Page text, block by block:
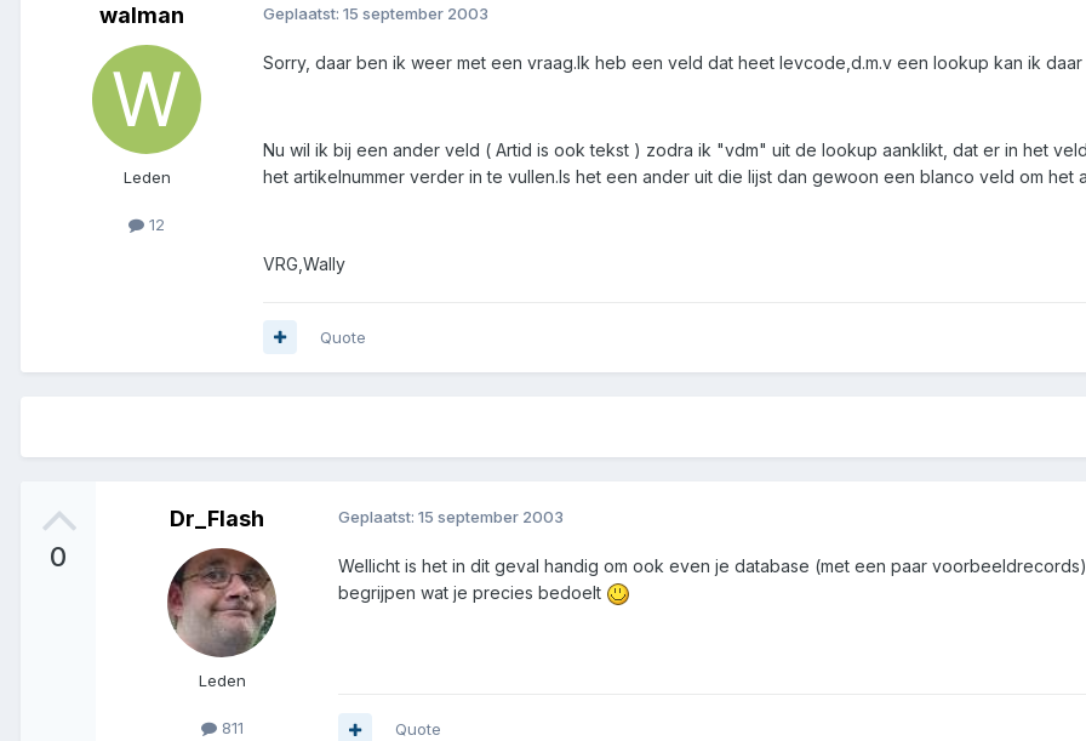
walman
Leden
12
Geplaatst: 15 september 2003
Sorry, daar ben ik weer met een vraag.Ik heb een veld dat heet levcode,d.m.v een lookup kan ik
Nu wil ik bij een ander veld ( Artid is ook tekst ) zodra ik "vdm" uit de lookup aanklikt, dat er in het
het artikelnummer verder in te vullen.Is het een ander uit die lijst dan gewoon een blanco veld om het
VRG,Wally
Quote
0
Dr_Flash
Leden
811
Geplaatst: 15 september 2003
Wellicht is het in dit geval handig om ook even je database (met een paar
begrijpen wat je precies bedoelt
Quote